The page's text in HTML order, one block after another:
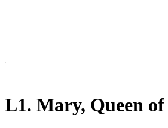
L1. Mary, Queen of